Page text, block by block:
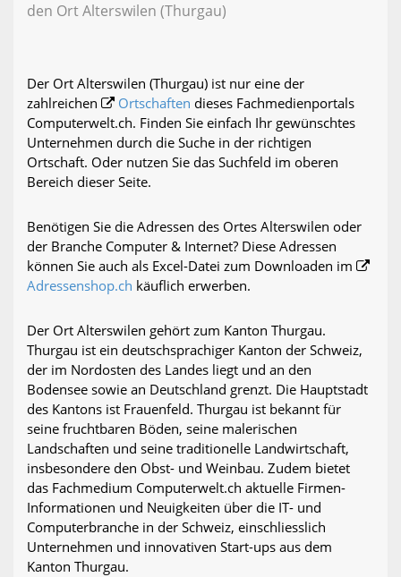
den Ort Alterswilen (Thurgau)
Der Ort Alterswilen (Thurgau) ist nur eine der
zahlreichen
Ortschaften dieses Fachmedienportals
Computerwelt.ch. Finden Sie einfach Ihr gewünschtes
Unternehmen durch die Suche in der richtigen
Ortschaft. Oder nutzen Sie das Suchfeld im oberen
Bereich dieser Seite.
Benötigen Sie die Adressen des Ortes Alterswilen oder
der Branche Computer & Internet? Diese Adressen
können Sie auch als Excel-Datei zum Downloaden im
Adressenshop.ch käuflich erwerben.
Der Ort Alterswilen gehört zum Kanton Thurgau.
Thurgau ist ein deutschsprachiger Kanton der Schweiz,
der im Nordosten des Landes liegt und an den
Bodensee sowie an Deutschland grenzt. Die Hauptstadt
des Kantons ist Frauenfeld. Thurgau ist bekannt für
seine fruchtbaren Böden, seine malerischen
Landschaften und seine traditionelle Landwirtschaft,
insbesondere den Obst- und Weinbau. Zudem bietet
das Fachmedium Computerwelt.ch aktuelle Firmen-
Informationen und Neuigkeiten über die IT- und
Computerbranche in der Schweiz, einschliesslich
Unternehmen und innovativen Start-ups aus dem
Kanton Thurgau.